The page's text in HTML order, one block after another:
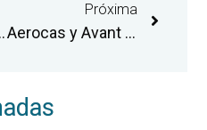
i Social de la Comunitat Valenciana
Próxima
Aerocas y Avant destacan el aeropuerto de Castellón como herramienta de dinamización económica del territorio y de fijación de población